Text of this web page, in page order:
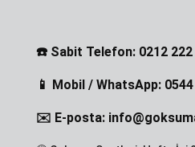
☎️ Sabit Telefon: 0212 222
📱 Mobil / WhatsApp:
✉️ E-posta: